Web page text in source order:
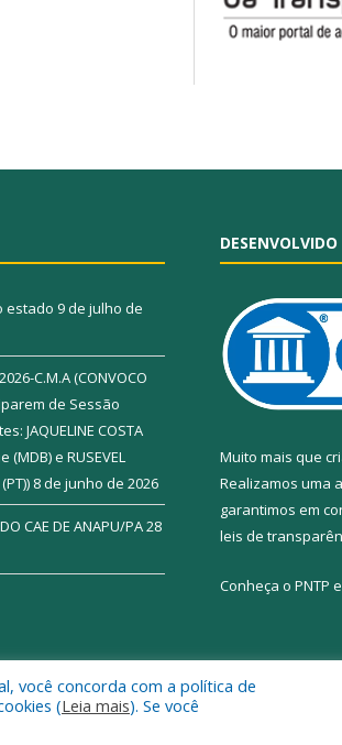
estado 9 de julho de
C.M.A (CONVOCO
de Sessão
JAQUELINE COSTA
e RUSEVEL
8 de junho de 2026
CAE DE ANAPU/PA28
Muito mais que
Realizamos uma
garantimos em
leis de
Conheça o PNTP
Mapa do Site
você concorda com a política de
(Leia mais). Se você